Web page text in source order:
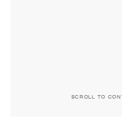
SCROLL TO